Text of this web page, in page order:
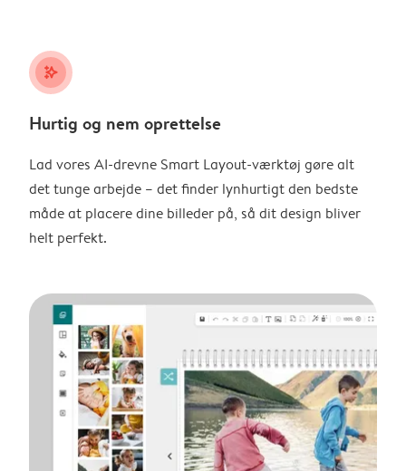
stars_plus
Hurtig og nem oprettelse
Lad vores AI-drevne Smart Layout-værktøj gøre alt
det tunge arbejde – det finder lynhurtigt den bedste
måde at placere dine billeder på, så dit design bliver
helt perfekt.